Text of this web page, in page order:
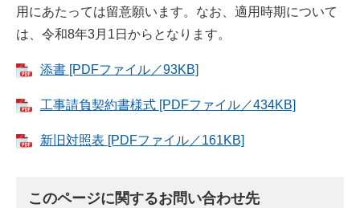
用にあたっては留意願います。なお、適用時期について
は、令和8年3月1日からとなります。
添書 [PDFファイル／93KB]
工事請負契約書様式 [PDFファイル／434KB]
新旧対照表 [PDFファイル／161KB]
このページに関するお問い合わせ先